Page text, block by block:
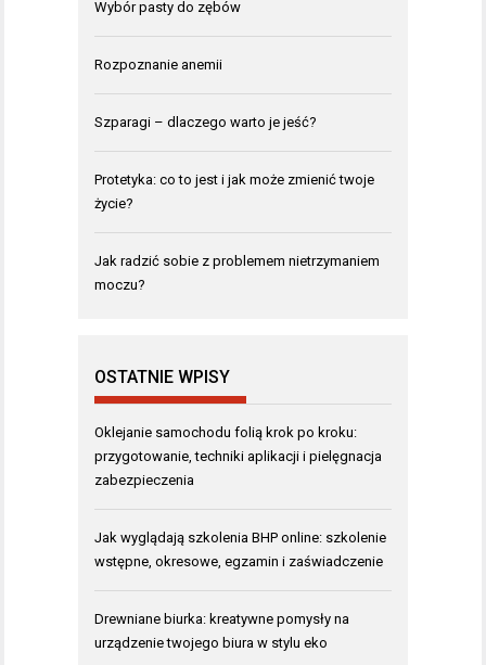
Wybór pasty do zębów
Rozpoznanie anemii
Szparagi – dlaczego warto je jeść?
Protetyka: co to jest i jak może zmienić twoje
życie?
Jak radzić sobie z problemem nietrzymaniem
moczu?
OSTATNIE WPISY
Oklejanie samochodu folią krok po kroku:
przygotowanie, techniki aplikacji i pielęgnacja
zabezpieczenia
Jak wyglądają szkolenia BHP online: szkolenie
wstępne, okresowe, egzamin i zaświadczenie
Drewniane biurka: kreatywne pomysły na
urządzenie twojego biura w stylu eko